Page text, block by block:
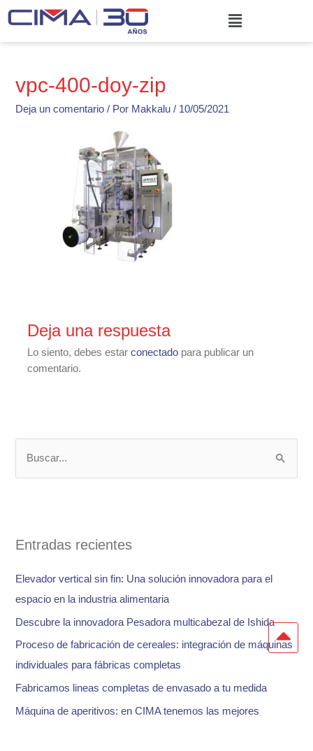
Menú
vpc-400-doy-zip
Deja un comentario / Por Makkalu/ 10/05/2021
Deja una respuesta
Lo siento, debes estarconectado para publicar un
comentario.
u
a
p
o
r
:
Entradas recientes
Elevador vertical sin fin: Una solución innovadora para el
espacio en la industria alimentaria
Descubre la innovadora Pesadora multicabezal de Ishida
Proceso de fabricación de cereales: integración de máquinas
individuales para fábricas completas
Fabricamos lineas completas de envasado a tu medida
Máquina de aperitivos: en CIMA tenemos las mejores